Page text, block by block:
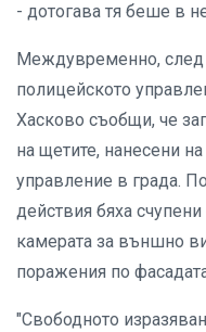
- дотогава тя беше в
Междувременно,
полицейското
Хасково съобщи, че
на щетите, нанесени
управление в града.
действия бяха
камерата за външно
поражения по
"Свободното